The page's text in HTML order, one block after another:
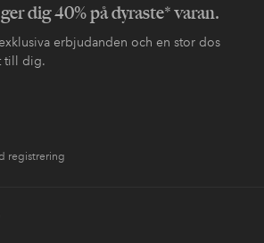
dig 40% på dyraste* varan.
erbjudanden och en stor dos
till dig.
registrering